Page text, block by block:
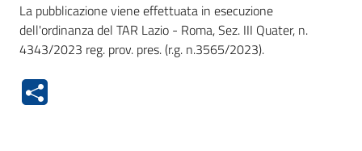
La pubblicazione viene effettuata in esecuzione
dell'ordinanza del TAR Lazio - Roma, Sez. III Quater, n.
4343/2023 reg. prov. pres. (r.g. n.3565/2023).